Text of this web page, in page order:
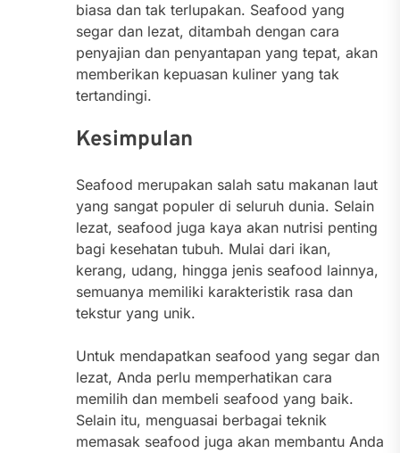
biasa dan tak terlupakan. Seafood yang
segar dan lezat, ditambah dengan cara
penyajian dan penyantapan yang tepat, akan
memberikan kepuasan kuliner yang tak
tertandingi.
Kesimpulan
Seafood merupakan salah satu makanan laut
yang sangat populer di seluruh dunia. Selain
lezat, seafood juga kaya akan nutrisi penting
bagi kesehatan tubuh. Mulai dari ikan,
kerang, udang, hingga jenis seafood lainnya,
semuanya memiliki karakteristik rasa dan
tekstur yang unik.
Untuk mendapatkan seafood yang segar dan
lezat, Anda perlu memperhatikan cara
memilih dan membeli seafood yang baik.
Selain itu, menguasai berbagai teknik
memasak seafood juga akan membantu Anda